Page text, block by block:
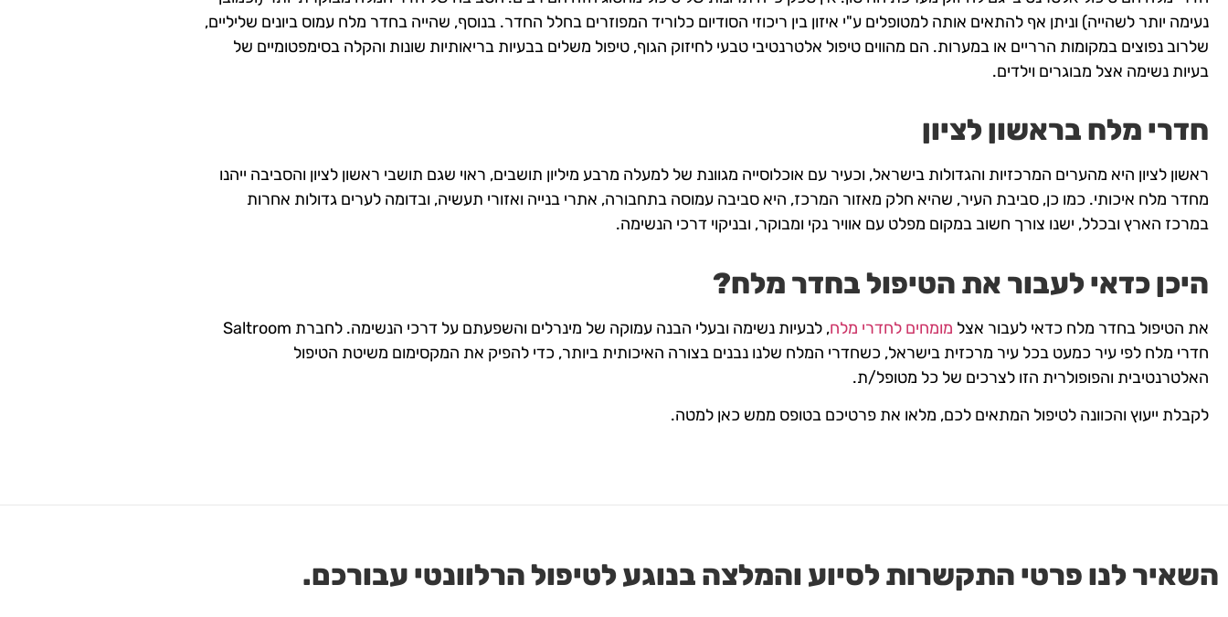
נעימה יותר לשהייה) וניתן אף להתאים אותה למטופלים ע"י איזון בין ריכוזי הסודיום כלוריד המפוזרים בחלל החדר. בנוסף, שהייה בחדר מלח עמוס ביונים שליליים,
שלרוב נפוצים במקומות הרריים או במערות. הם מהווים טיפול אלטרנטיבי טבעי לחיזוק הגוף, טיפול משלים בבעיות בריאותיות שונות והקלה בסימפטומיים של
בעיות נשימה אצל מבוגרים וילדים.
חדרי מלח בראשון לציון
ראשון לציון היא מהערים המרכזיות והגדולות בישראל, וכעיר עם אוכלוסייה מגוונת של למעלה מרבע מיליון תושבים, ראוי שגם תושבי ראשון לציון והסביבה ייהנו
מחדר מלח איכותי. כמו כן, סביבת העיר, שהיא חלק מאזור המרכז, היא סביבה עמוסה בתחבורה, אתרי בנייה ואזורי תעשיה, ובדומה לערים גדולות אחרות
במרכז הארץ ובכלל, ישנו צורך חשוב במקום מפלט עם אוויר נקי ומבוקר, ובניקוי דרכי הנשימה.
היכן כדאי לעבור את הטיפול בחדר מלח?
את הטיפול בחדר מלח כדאי לעבור אצל מומחים לחדרי מלח
, לבעיות נשימה ובעלי הבנה עמוקה של מינרלים והשפעתם על דרכי הנשימה. לחברת Saltroom
חדרי מלח לפי עיר כמעט בכל עיר מרכזית בישראל, כשחדרי המלח שלנו נבנים בצורה האיכותית ביותר, כדי להפיק את המקסימום משיטת הטיפול
האלטרנטיבית והפופולרית הזו לצרכים של כל מטופל/ת.
לקבלת ייעוץ והכוונה לטיפול המתאים לכם, מלאו את פרטיכם בטופס ממש כאן למטה.
השאיר לנו פרטי התקשרות לסיוע והמלצה בנוגע לטיפול הרלוונטי עבורכם.